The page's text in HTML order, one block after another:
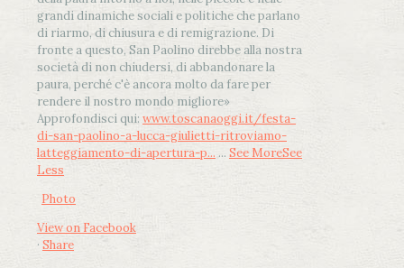
grandi dinamiche sociali e politiche che parlano
di riarmo, di chiusura e di remigrazione. Di
fronte a questo, San Paolino direbbe alla nostra
società di non chiudersi, di abbandonare la
paura, perché c'è ancora molto da fare per
rendere il nostro mondo migliore»
Approfondisci qui: www.toscanaoggi.it/festa-
di-san-paolino-a-lucca-giulietti-ritroviamo-
latteggiamento-di-apertura-p... ... See MoreSee
Less
Photo
View on Facebook
· Share